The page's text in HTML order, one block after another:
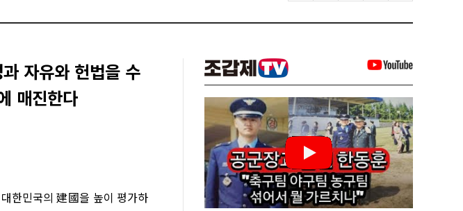
자유와 헌법을 수
매진한다
한민국의 建國을 높이 평가하